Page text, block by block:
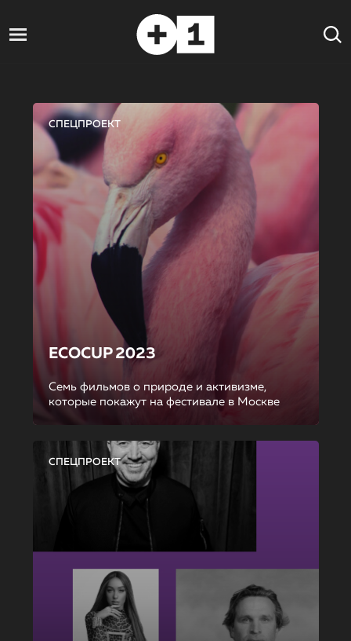
СПЕЦПРОЕКТ
ECOCUP 2023
Семь фильмов о природе и активизме,
которые покажут на фестивале в Москве
СПЕЦПРОЕКТ